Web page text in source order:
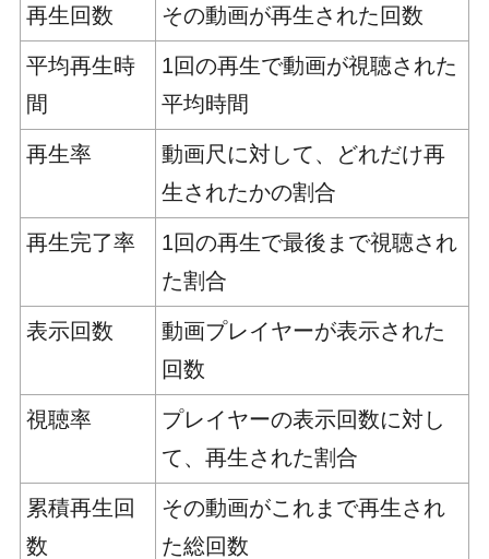
再生回数 その動画が再生された回数
平均再生時
間
1回の再生で動画が視聴された
平均時間
再生率
動画尺に対して、どれだけ再
生されたかの割合
再生完了率
1回の再生で最後まで視聴され
た割合
表示回数
動画プレイヤーが表示された
回数
視聴率
プレイヤーの表示回数に対し
て、再生された割合
累積再生回
数
その動画がこれまで再生され
た総回数